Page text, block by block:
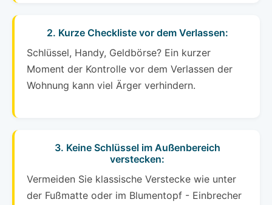
2. Kurze Checkliste vor dem Verlassen:
Schlüssel, Handy, Geldbörse? Ein kurzer
Moment der Kontrolle vor dem Verlassen der
Wohnung kann viel Ärger verhindern.
3. Keine Schlüssel im Außenbereich
verstecken:
Vermeiden Sie klassische Verstecke wie unter
der Fußmatte oder im Blumentopf - Einbrecher